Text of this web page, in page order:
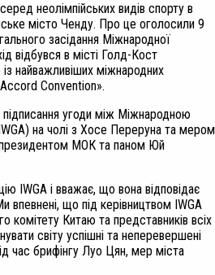
неолімпійських видів спорту в
місто Ченду. Про це оголосили 9
засідання Міжнародної
відбувся в місті Голд-Кост
найважливіших міжнародних
Convention».
підписання угоди між Міжнародною
на чолі з Хосе Переруна та мером
МОК та паном Юй
IWGA і вважає, що вона відповідає
впевнені, що під керівництвом IWGA
комітету Китаю та представників всіх
світу успішні та неперевершені
час брифінгу Луо Цян, мер міста